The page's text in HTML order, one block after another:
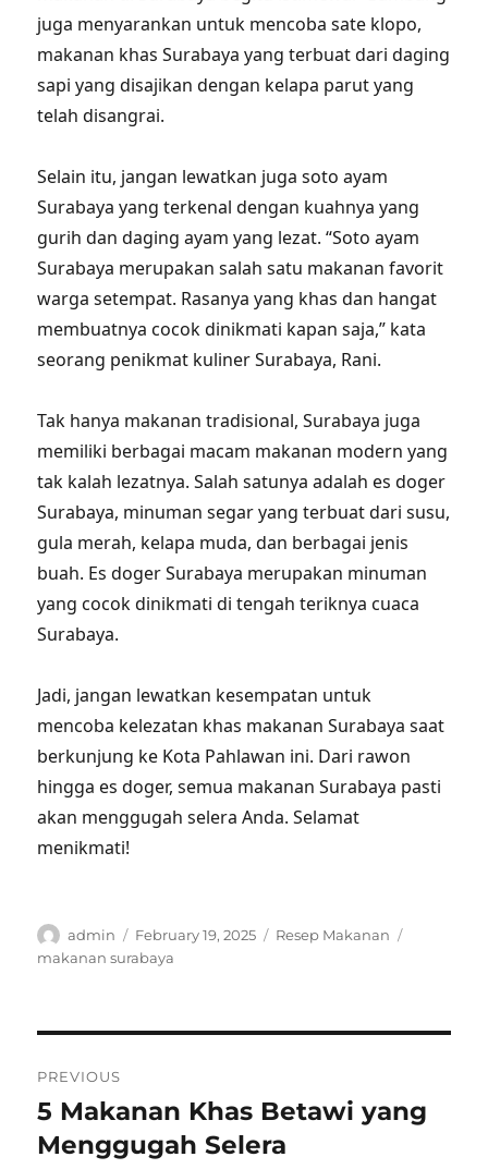
juga menyarankan untuk mencoba sate klopo,
makanan khas Surabaya yang terbuat dari daging
sapi yang disajikan dengan kelapa parut yang
telah disangrai.
Selain itu, jangan lewatkan juga soto ayam
Surabaya yang terkenal dengan kuahnya yang
gurih dan daging ayam yang lezat. “Soto ayam
Surabaya merupakan salah satu makanan favorit
warga setempat. Rasanya yang khas dan hangat
membuatnya cocok dinikmati kapan saja,” kata
seorang penikmat kuliner Surabaya, Rani.
Tak hanya makanan tradisional, Surabaya juga
memiliki berbagai macam makanan modern yang
tak kalah lezatnya. Salah satunya adalah es doger
Surabaya, minuman segar yang terbuat dari susu,
gula merah, kelapa muda, dan berbagai jenis
buah. Es doger Surabaya merupakan minuman
yang cocok dinikmati di tengah teriknya cuaca
Surabaya.
Jadi, jangan lewatkan kesempatan untuk
mencoba kelezatan khas makanan Surabaya saat
berkunjung ke Kota Pahlawan ini. Dari rawon
hingga es doger, semua makanan Surabaya pasti
akan menggugah selera Anda. Selamat
menikmati!
Author
admin
Posted
on
February 19, 2025 Categories
Resep Makanan
makanan surabaya
navigation
PREVIOUS
Previous
post:
5 Makanan Khas Betawi yang
Menggugah Selera